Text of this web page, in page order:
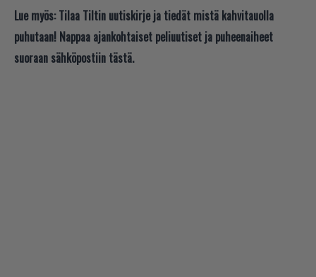
Lue myös: Tilaa Tiltin uutiskirje ja tiedät mistä kahvitauolla
puhutaan! Nappaa ajankohtaiset peliuutiset ja puheenaiheet
suoraan sähköpostiin tästä.